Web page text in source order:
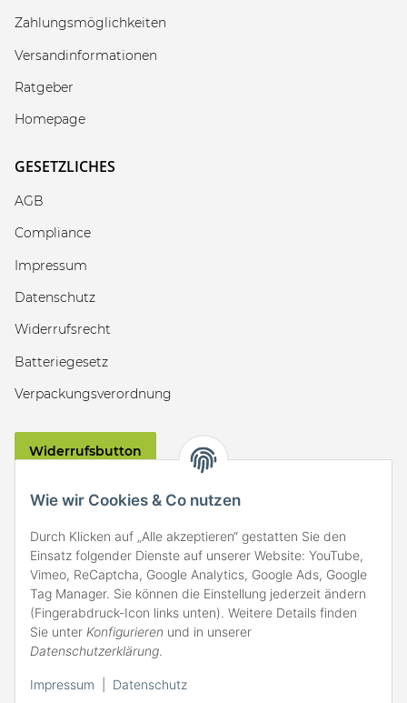
Wie wir Cookies & Co nutzen
Durch Klicken auf „Alle akzeptieren“ gestatten Sie den
Einsatz folgender Dienste auf unserer Website: YouTube,
Vimeo, ReCaptcha, Google Analytics, Google Ads, Google
Tag Manager. Sie können die Einstellung jederzeit ändern
(Fingerabdruck-Icon links unten). Weitere Details finden
Sie unter Konfigurieren und in unserer
Datenschutzerklärung.
Impressum Datenschutz
Zahlungsmöglichkeiten
Versandinformationen
Ratgeber
Homepage
GESETZLICHES
AGB
Compliance
Impressum
Datenschutz
Widerrufsrecht
Batteriegesetz
Verpackungsverordnung
Widerrufsbutton
ZAHLARTEN